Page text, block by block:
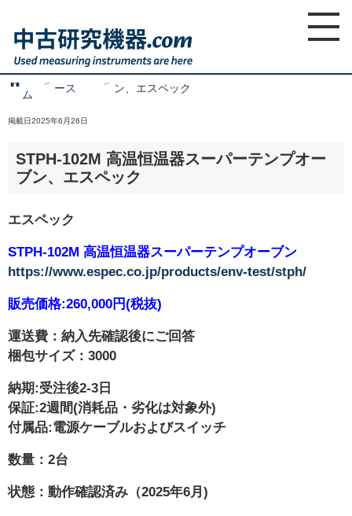
home
ム
新着ニュ
ース
STPH-102M 高温恒温器スーパーテンプオーブ
ン、エスペック
掲載日2025年6月26日
STPH-102M 高温恒温器スーパーテンプオー
ブン、エスペック
エスペック
STPH-102M 高温恒温器スーパーテンプオーブン
https://www.espec.co.jp/products/env-test/stph/
販売価格:260,000円(税抜)
運送費：納入先確認後にご回答
梱包サイズ：3000
納期:受注後2-3日
保証:2週間(消耗品・劣化は対象外)
付属品:電源ケーブルおよびスイッチ
数量：2台
状態：動作確認済み（2025年6月)